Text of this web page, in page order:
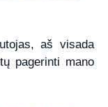
aš visada
pagerinti mano